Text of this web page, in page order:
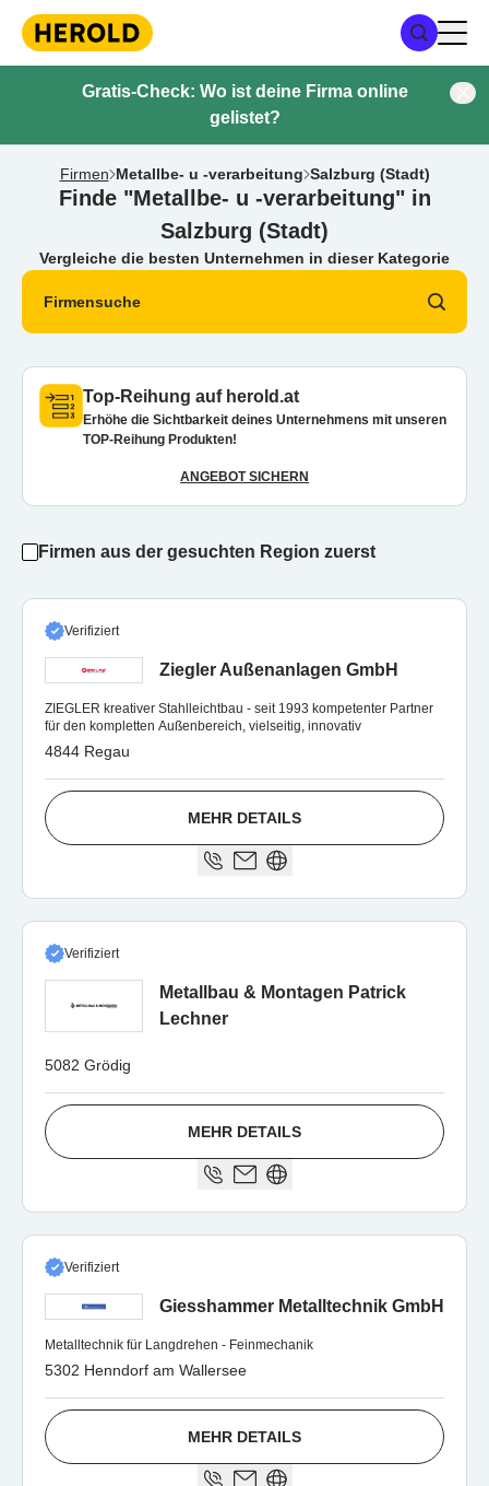
Gratis-Check: Wo ist deine Firma online
gelistet?
Firmen Metallbe- u -verarbeitung Salzburg (Stadt)
Finde "Metallbe- u -verarbeitung" in
Salzburg (Stadt)
Vergleiche die besten Unternehmen in dieser Kategorie
Firmensuche
Top-Reihung auf herold.at
Erhöhe die Sichtbarkeit deines Unternehmens mit unseren
TOP-Reihung Produkten!
ANGEBOT SICHERN
Firmen aus der gesuchten Region zuerst
Verifiziert
Ziegler Außenanlagen GmbH
ZIEGLER kreativer Stahlleichtbau - seit 1993 kompetenter Partner
für den kompletten Außenbereich, vielseitig, innovativ
4844 Regau
MEHR DETAILS
Verifiziert
Metallbau & Montagen Patrick
Lechner
5082 Grödig
MEHR DETAILS
Verifiziert
Giesshammer Metalltechnik GmbH
Metalltechnik für Langdrehen - Feinmechanik
5302 Henndorf am Wallersee
MEHR DETAILS